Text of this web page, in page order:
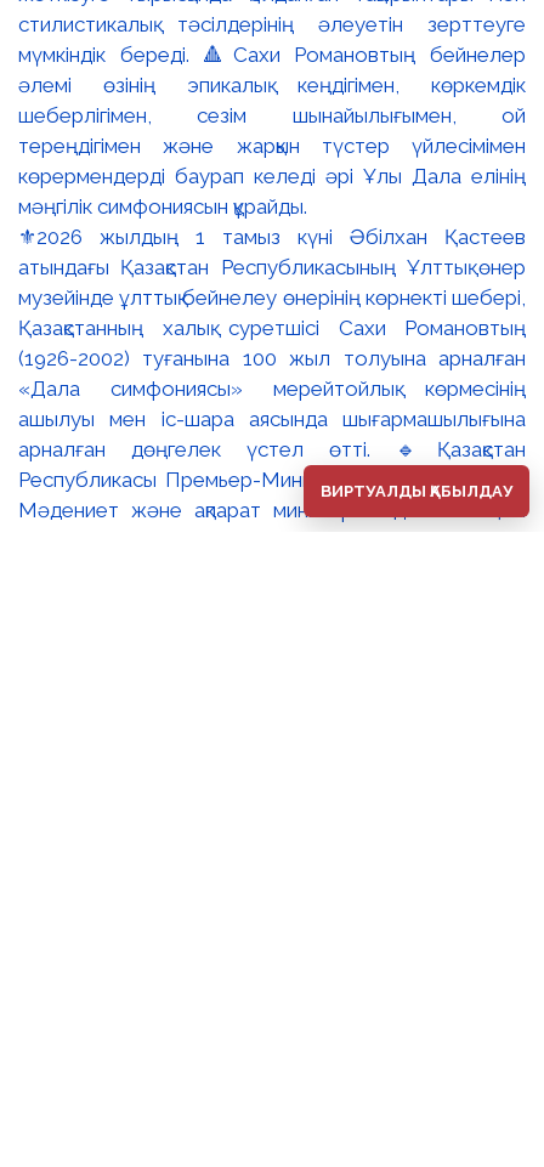
⚜️2026 жылдың 1 тамыз күні Әбілхан Қастеев
атындағы Қазақстан Республикасының Ұлттық өнер
музейінде ұлттық бейнелеу өнерінің көрнекті шебері,
Қазақстанның халық суретшісі Сахи Романовтың
(1926-2002) туғанына 100 жыл толуына арналған
«Дала симфониясы» мерейтойлық көрмесінің
ашылуы мен іс-шара аясында шығармашылығына
арналған дөңгелек үстел өтті. 🔹Қазақстан
Республикасы Премьер-Министрінің орынбасары –
Мәдениет және ақпарат министрі Аида Ғалымқызы
ВИРТУАЛДЫ ҚАБЫЛДАУ